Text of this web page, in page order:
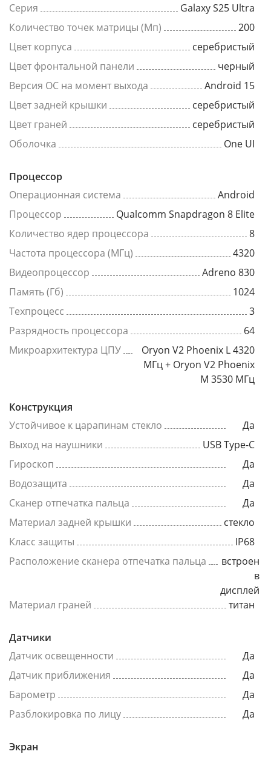
Серия
Galaxy S25 Ultra
Количество точек матрицы (Мп)
200
Цвет корпуса
серебристый
Цвет фронтальной панели
черный
Версия ОС на момент выхода
Android 15
Цвет задней крышки
серебристый
Цвет граней
серебристый
Оболочка
One UI
Процессор
Операционная система
Android
Процессор
Qualcomm Snapdragon 8 Elite
Количество ядер процессора
8
Частота процессора (МГц)
4320
Видеопроцессор
Adreno 830
Память (Гб)
1024
Техпроцесс
3
Разрядность процессора
64
Микроархитектура ЦПУ
Oryon V2 Phoenix L 4320
МГц + Oryon V2 Phoenix
M 3530 МГц
Конструкция
Устойчивое к царапинам стекло
Да
Выход на наушники
USB Type-C
Гироскоп
Да
Водозащита
Да
Сканер отпечатка пальца
Да
Материал задней крышки
стекло
Класс защиты
IP68
Расположение сканера отпечатка пальца
встроен
в
дисплей
Материал граней
титан
Датчики
Датчик освещенности
Да
Датчик приближения
Да
Барометр
Да
Разблокировка по лицу
Да
Экран